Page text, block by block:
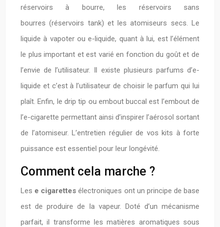
réservoirs à bourre, les réservoirs sans
bourres (réservoirs tank) et les atomiseurs secs. Le
liquide à vapoter ou e-liquide, quant à lui, est l’élément
le plus important et est varié en fonction du goût et de
l’envie de l’utilisateur. Il existe plusieurs parfums d’e-
liquide et c’est à l’utilisateur de choisir le parfum qui lui
plaît. Enfin, le drip tip ou embout buccal est l’embout de
l’e-cigarette permettant ainsi d’inspirer l’aérosol sortant
de l’atomiseur. L’entretien régulier de vos kits à forte
puissance est essentiel pour leur longévité.
Comment cela marche ?
Les e cigarettes électroniques ont un principe de base
est de produire de la vapeur. Doté d’un mécanisme
parfait, il transforme les matières aromatiques sous